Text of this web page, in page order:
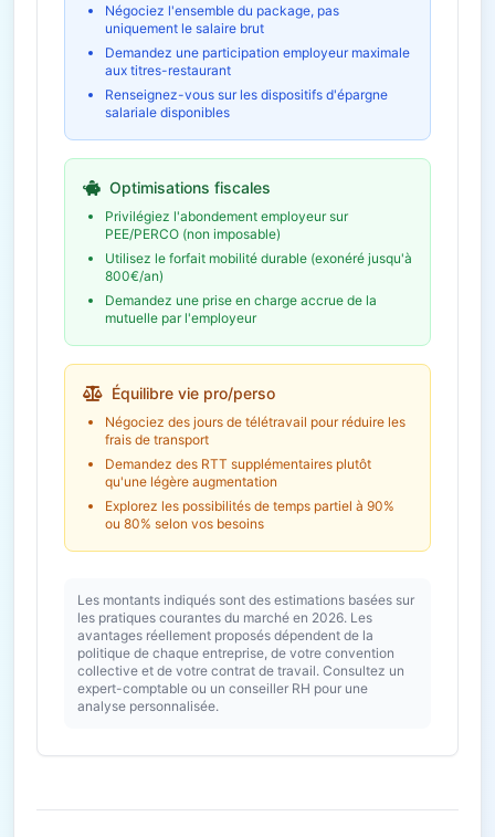
Négociez l'ensemble du package, pas
uniquement le salaire brut
Demandez une participation employeur maximale
aux titres-restaurant
Renseignez-vous sur les dispositifs d'épargne
salariale disponibles
Optimisations fiscales
Privilégiez l'abondement employeur sur
PEE/PERCO (non imposable)
Utilisez le forfait mobilité durable (exonéré jusqu'à
800€/an)
Demandez une prise en charge accrue de la
mutuelle par l'employeur
Équilibre vie pro/perso
Négociez des jours de télétravail pour réduire les
frais de transport
Demandez des RTT supplémentaires plutôt
qu'une légère augmentation
Explorez les possibilités de temps partiel à 90%
ou 80% selon vos besoins
Les montants indiqués sont des estimations basées sur
les pratiques courantes du marché en 2026. Les
avantages réellement proposés dépendent de la
politique de chaque entreprise, de votre convention
collective et de votre contrat de travail. Consultez un
expert-comptable ou un conseiller RH pour une
analyse personnalisée.